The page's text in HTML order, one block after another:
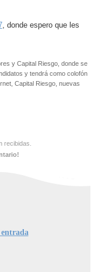
, donde espero que les
y Capital Riesgo, donde se
y tendrá como colofón
Capital Riesgo, nuevas
recibidas.
entrada